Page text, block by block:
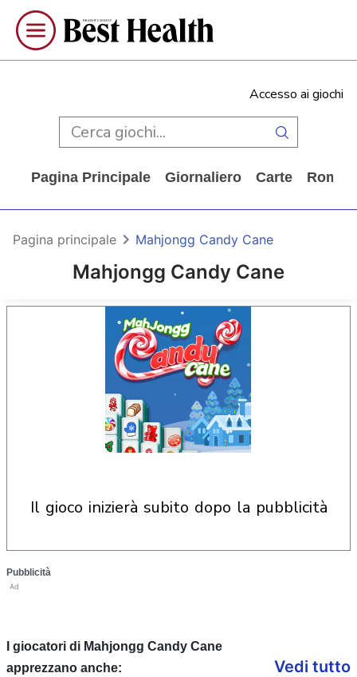
Accesso ai giochi
Pagina Principale Giornaliero Carte
Mahjongg Candy Cane
Pagina principale Mahjongg Candy Cane
il gioco inizierà subito dopo la pubblicità
Pubblicità
Ad
I giocatori di Mahjongg Candy Cane
apprezzano anche:
Vedi tutto